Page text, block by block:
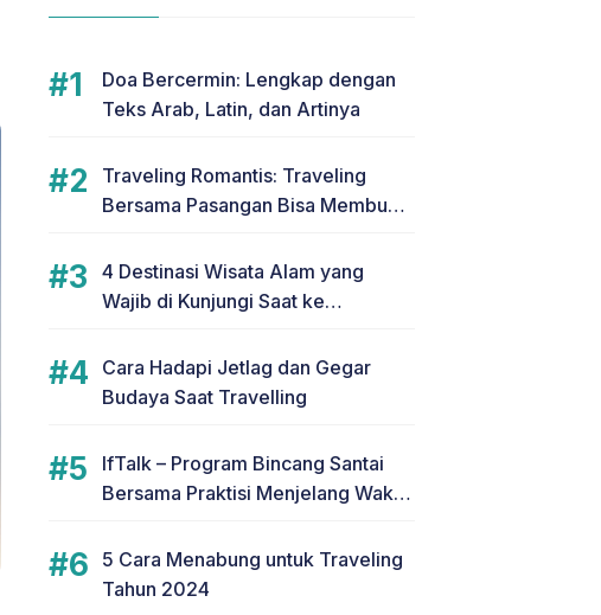
Doa Bercermin: Lengkap dengan
Teks Arab, Latin, dan Artinya
Traveling Romantis: Traveling
Bersama Pasangan Bisa Membuat
4 Destinasi Wisata Alam yang
Wajib di Kunjungi Saat ke
Cara Hadapi Jetlag dan Gegar
Budaya Saat Travelling
IfTalk – Program Bincang Santai
Bersama Praktisi Menjelang Waktu
5 Cara Menabung untuk Traveling
Tahun 2024